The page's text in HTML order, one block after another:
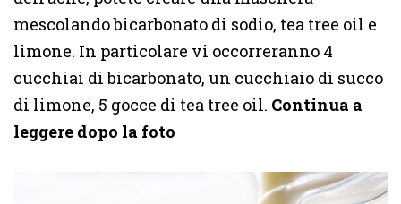
mescolando bicarbonato di sodio, tea tree oil e
limone. In particolare vi occorreranno 4
cucchiai di bicarbonato, un cucchiaio di succo
di limone, 5 gocce di tea tree oil. Continua a
leggere dopo la foto